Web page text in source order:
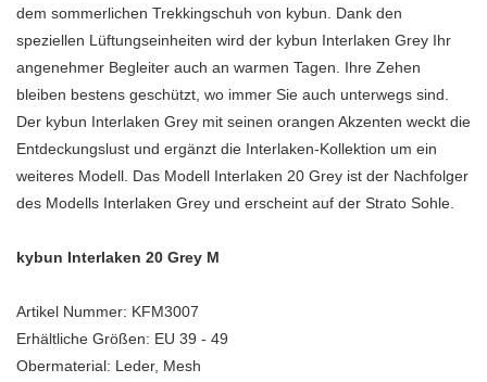
dem sommerlichen Trekkingschuh von kybun. Dank den
speziellen Lüftungseinheiten wird der kybun Interlaken Grey Ihr
angenehmer Begleiter auch an warmen Tagen. Ihre Zehen
bleiben bestens geschützt, wo immer Sie auch unterwegs sind.
Der kybun Interlaken Grey mit seinen orangen Akzenten weckt die
Entdeckungslust und ergänzt die Interlaken-Kollektion um ein
weiteres Modell. Das Modell Interlaken 20 Grey ist der Nachfolger
des Modells Interlaken Grey und erscheint auf der Strato Sohle.
kybun Interlaken 20 Grey M
Artikel Nummer: KFM3007
Erhältliche Größen: EU 39 - 49
Obermaterial: Leder, Mesh